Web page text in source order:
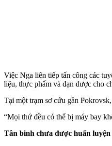
Việc Nga liên tiếp tấn công các
liệu, thực phẩm và đạn dược cho
Tại một trạm sơ cứu gần
“Mọi thứ đều có thể bị máy bay
Tân binh chưa được huấn